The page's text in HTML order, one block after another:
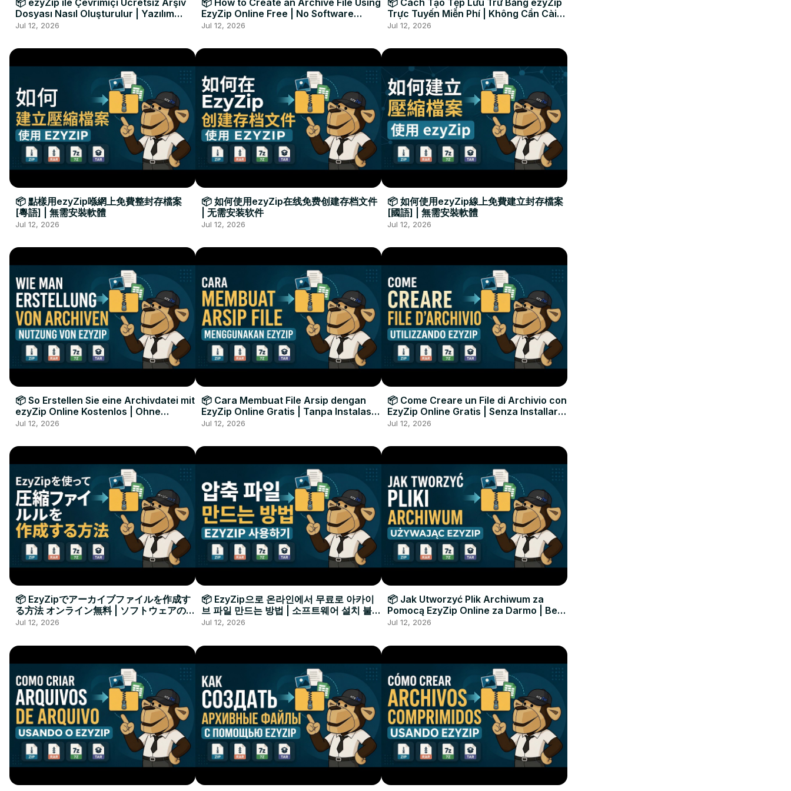
Dosyası Nasıl Oluşturulur | Yazılım
Kurulumu Gerekmez
Jul 12, 2026
EzyZip Online Free | No Software
Installation Required
Jul 12, 2026
Trực Tuyến Miễn Phí | Không Cần Cài
Đặt Phần Mềm
Jul 12, 2026
📦 點樣用ezyZip喺網上免費整封存檔案
[粵語] | 無需安裝軟體
Jul 12, 2026
📦 如何使用ezyZip在线免费创建存档文件
| 无需安装软件
Jul 12, 2026
📦 如何使用ezyZip線上免費建立封存檔案
[國語] | 無需安裝軟體
Jul 12, 2026
📦 So Erstellen Sie eine Archivdatei mit
ezyZip Online Kostenlos | Ohne
Softwareinstallation
Jul 12, 2026
📦 Cara Membuat File Arsip dengan
EzyZip Online Gratis | Tanpa Instalasi
Perangkat Lunak
Jul 12, 2026
📦 Come Creare un File di Archivio con
EzyZip Online Gratis | Senza Installare
Software
Jul 12, 2026
📦 EzyZipでアーカイブファイルを作成す
る方法 オンライン無料 | ソフトウェアのイ
ンストール不要
Jul 12, 2026
📦 EzyZip으로 온라인에서 무료로 아카이
브 파일 만드는 방법 | 소프트웨어 설치 불필
요
Jul 12, 2026
📦 Jak Utworzyć Plik Archiwum za
Pomocą EzyZip Online za Darmo | Bez
Instalacji Oprogramowania
Jul 12, 2026